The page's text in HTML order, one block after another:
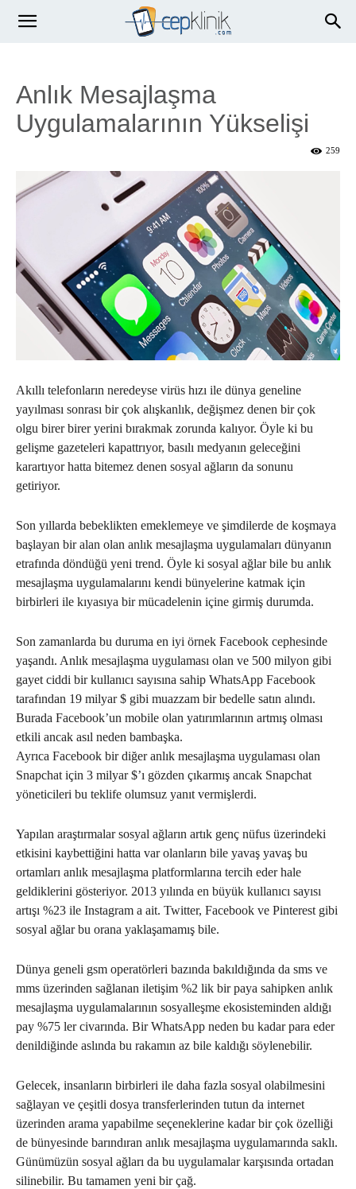
Anlık Mesajlaşma
Uygulamalarının Yükselişi
259
Akıllı telefonların neredeyse virüs hızı ile dünya geneline
yayılması sonrası bir çok alışkanlık, değişmez denen bir çok
olgu birer birer yerini bırakmak zorunda kalıyor. Öyle ki bu
gelişme gazeteleri kapattrıyor, basılı medyanın geleceğini
karartıyor hatta bitemez denen sosyal ağların da sonunu
getiriyor.
Son yıllarda bebeklikten emeklemeye ve şimdilerde de koşmaya
başlayan bir alan olan anlık mesajlaşma uygulamaları dünyanın
etrafında döndüğü yeni trend. Öyle ki sosyal ağlar bile bu anlık
mesajlaşma uygulamalarını kendi bünyelerine katmak için
birbirleri ile kıyasıya bir mücadelenin içine girmiş durumda.
Son zamanlarda bu duruma en iyi örnek Facebook cephesinde
yaşandı. Anlık mesajlaşma uygulaması olan ve 500 milyon gibi
gayet ciddi bir kullanıcı sayısına sahip WhatsApp Facebook
tarafından 19 milyar $ gibi muazzam bir bedelle satın alındı.
Burada Facebook’un mobile olan yatırımlarının artmış olması
etkili ancak asıl neden bambaşka.
Ayrıca Facebook bir diğer anlık mesajlaşma uygulaması olan
Snapchat için 3 milyar $’ı gözden çıkarmış ancak Snapchat
yöneticileri bu teklife olumsuz yanıt vermişlerdi.
Yapılan araştırmalar sosyal ağların artık genç nüfus üzerindeki
etkisini kaybettiğini hatta var olanların bile yavaş yavaş bu
ortamları anlık mesajlaşma platformlarına tercih eder hale
geldiklerini gösteriyor. 2013 yılında en büyük kullanıcı sayısı
artışı %23 ile Instagram a ait. Twitter, Facebook ve Pinterest gibi
sosyal ağlar bu orana yaklaşamamış bile.
Dünya geneli gsm operatörleri bazında bakıldığında da sms ve
mms üzerinden sağlanan iletişim %2 lik bir paya sahipken anlık
mesajlaşma uygulamalarının sosyalleşme ekosisteminden aldığı
pay %75 ler civarında. Bir WhatsApp neden bu kadar para eder
denildiğinde aslında bu rakamın az bile kaldığı söylenebilir.
Gelecek, insanların birbirleri ile daha fazla sosyal olabilmesini
sağlayan ve çeşitli dosya transferlerinden tutun da internet
üzerinden arama yapabilme seçeneklerine kadar bir çok özelliği
de bünyesinde barındıran anlık mesajlaşma uygulamarında saklı.
Günümüzün sosyal ağları da bu uygulamalar karşısında ortadan
silinebilir. Bu tamamen yeni bir çağ.